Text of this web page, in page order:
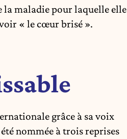
la maladie pour laquelle elle
« le cœur brisé ».
grâce à sa voix
nommée à trois reprises